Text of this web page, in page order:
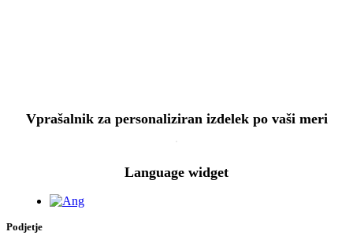
Vprašalnik za personaliziran izdelek po vaši meri
Language widget
Podjetje